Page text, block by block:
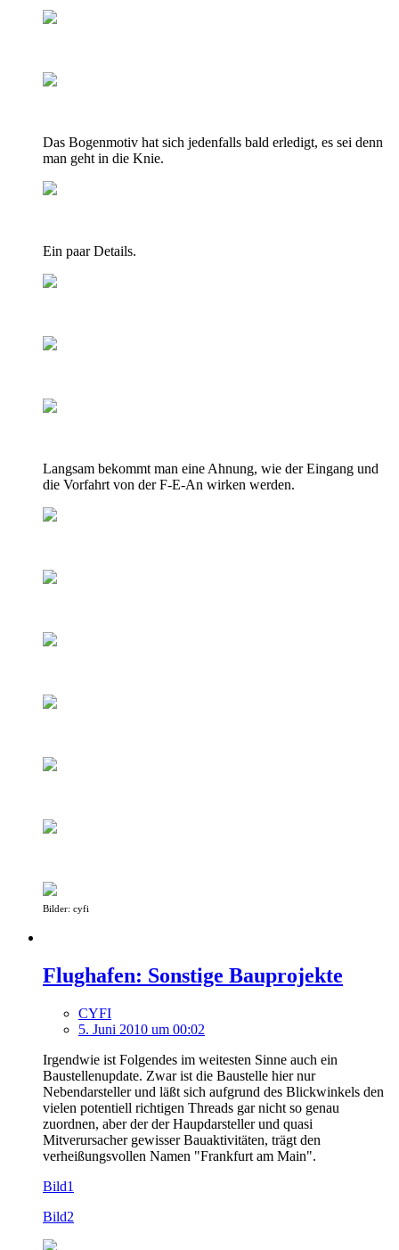
Das Bogenmotiv hat sich jedenfalls bald erledigt, es sei denn
man geht in die Knie.
Ein paar Details.
Langsam bekommt man eine Ahnung, wie der Eingang und
die Vorfahrt von der F-E-An wirken werden.
Bilder: cyfi
Flughafen: Sonstige Bauprojekte
CYFI
5. Juni 2010 um 00:02
Irgendwie ist Folgendes im weitesten Sinne auch ein
Baustellenupdate. Zwar ist die Baustelle hier nur
Nebendarsteller und läßt sich aufgrund des Blickwinkels den
vielen potentiell richtigen Threads gar nicht so genau
zuordnen, aber der der Haupdarsteller und quasi
Mitverursacher gewisser Bauaktivitäten, trägt den
verheißungsvollen Namen "Frankfurt am Main".
Bild1
Bild2